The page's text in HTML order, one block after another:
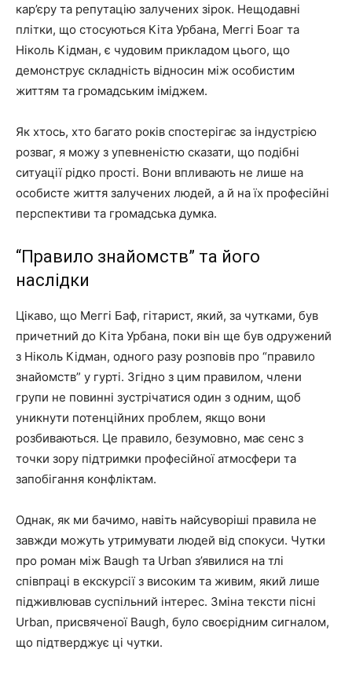
кар’єру та репутацію залучених зірок. Нещодавні
плітки, що стосуються Кіта Урбана, Меггі Боаг та
Ніколь Кідман, є чудовим прикладом цього, що
демонструє складність відносин між особистим
життям та громадським іміджем.
Як хтось, хто багато років спостерігає за індустрією
розваг, я можу з упевненістю сказати, що подібні
ситуації рідко прості. Вони впливають не лише на
особисте життя залучених людей, а й на їх професійні
перспективи та громадська думка.
“Правило знайомств” та його
наслідки
Цікаво, що Меггі Баф, гітарист, який, за чутками, був
причетний до Кіта Урбана, поки він ще був одружений
з Ніколь Кідман, одного разу розповів про “правило
знайомств” у гурті. Згідно з цим правилом, члени
групи не повинні зустрічатися один з одним, щоб
уникнути потенційних проблем, якщо вони
розбиваються. Це правило, безумовно, має сенс з
точки зору підтримки професійної атмосфери та
запобігання конфліктам.
Однак, як ми бачимо, навіть найсуворіші правила не
завжди можуть утримувати людей від спокуси. Чутки
про роман між Baugh та Urban з’явилися на тлі
співпраці в екскурсії з високим та живим, який лише
підживлював суспільний інтерес. Зміна тексти пісні
Urban, присвяченої Baugh, було своєрідним сигналом,
що підтверджує ці чутки.